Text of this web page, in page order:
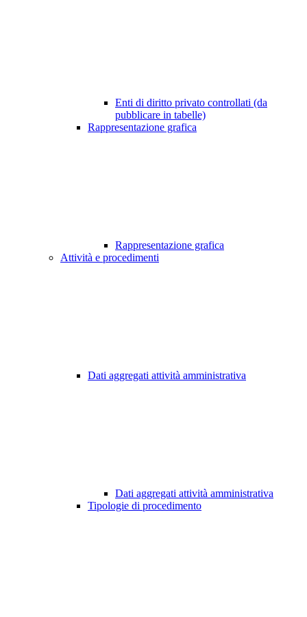
Enti di diritto privato controllati (da
pubblicare in tabelle)
Rappresentazione grafica
Rappresentazione grafica
Attività e procedimenti
Dati aggregati attività amministrativa
Dati aggregati attività amministrativa
Tipologie di procedimento